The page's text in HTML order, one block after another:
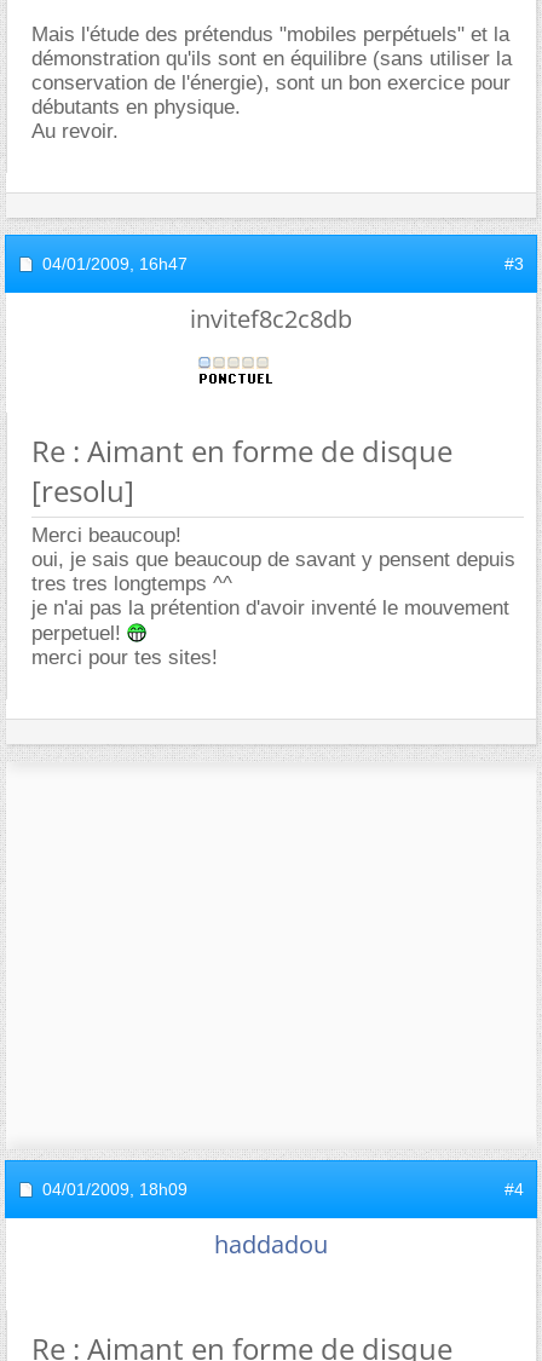
Mais l'étude des prétendus "mobiles perpétuels" et la
démonstration qu'ils sont en équilibre (sans utiliser la
conservation de l'énergie), sont un bon exercice pour
débutants en physique.
Au revoir.
04/01/2009, 16h47 #3
invitef8c2c8db
Re : Aimant en forme de disque
[resolu]
Merci beaucoup!
oui, je sais que beaucoup de savant y pensent depuis
tres tres longtemps ^^
je n'ai pas la prétention d'avoir inventé le mouvement
perpetuel!
merci pour tes sites!
04/01/2009, 18h09 #4
haddadou
Re : Aimant en forme de disque